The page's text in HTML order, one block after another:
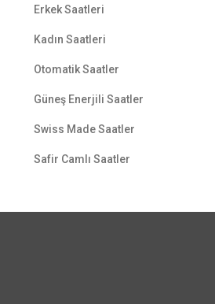
Erkek Saatleri
Kadın Saatleri
Otomatik Saatler
Güneş Enerjili Saatler
Swiss Made Saatler
Safir Camlı Saatler